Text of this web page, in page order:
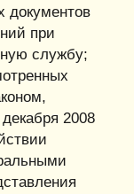
документов
при
службу;
2008